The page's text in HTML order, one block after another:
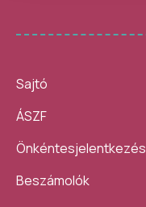
Sajtó
ÁSZF
Önkéntesjelentkezés
Beszámolók